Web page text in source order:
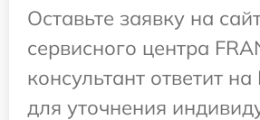
Оставьте заявку на
сервисного центра
консультант ответит
для уточнения